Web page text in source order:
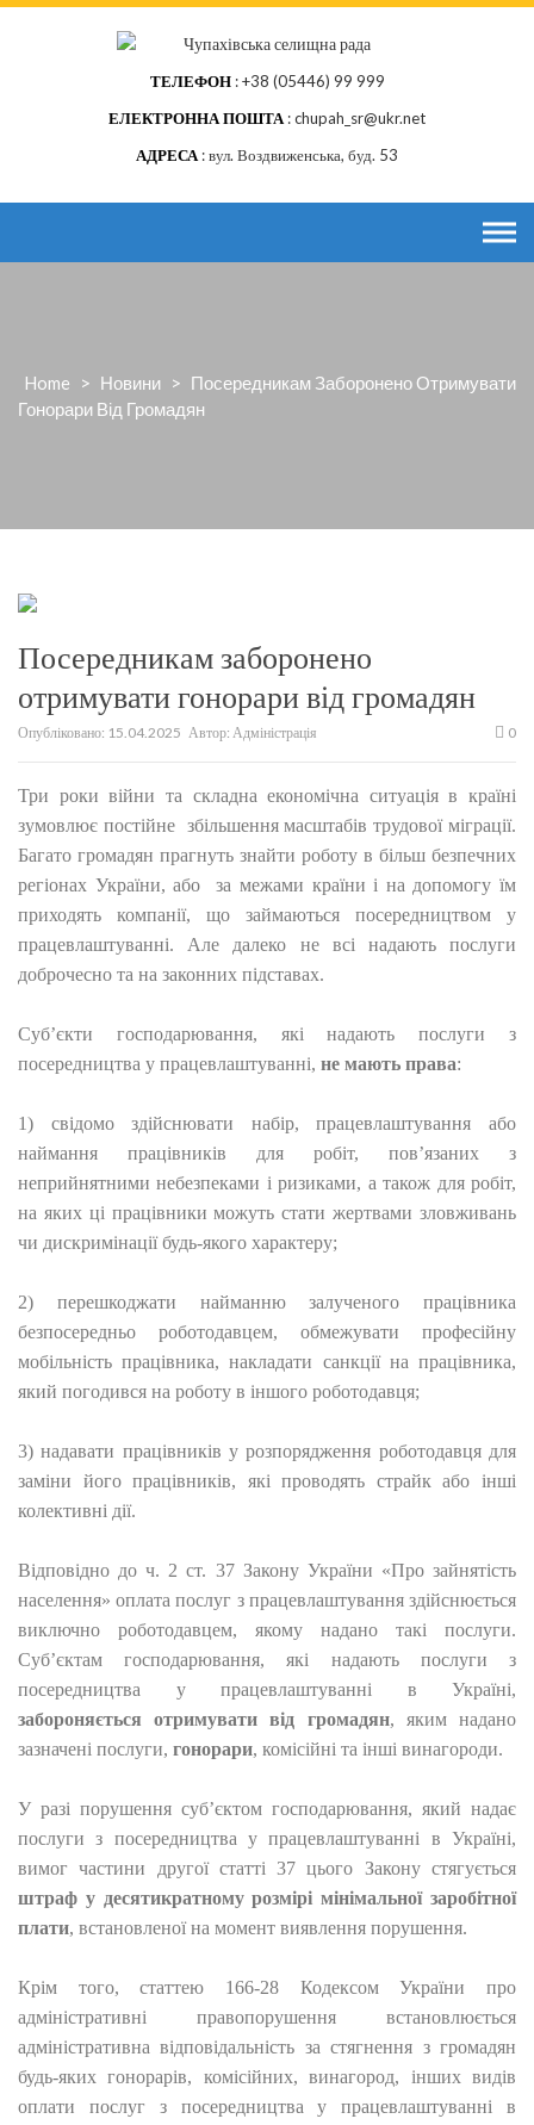
Skip
ТЕЛЕФОН +38 (05446) 99 999
ЕЛЕКТРОННА ПОШТА chupah_sr@ukr.net
АДРЕСА вул. Воздвиженська, буд. 53
Home > Новини > Посередникам Заборонено Отримувати
Гонорари Від Громадян
Посередникам заборонено
отримувати гонорари від громадян
Опубліковано: 15.04.2025 Автор: Адміністрація 0
Три роки війни та складна економічна ситуація в країні
зумовлює постійне збільшення масштабів трудової міграції.
Багато громадян прагнуть знайти роботу в більш безпечних
регіонах України, або за межами країни і на допомогу їм
приходять компанії, що займаються посередництвом у
працевлаштуванні. Але далеко не всі надають послуги
доброчесно та на законних підставах.
Суб’єкти господарювання, які надають послуги з
посередництва у працевлаштуванні, не мають права:
1) свідомо здійснювати набір, працевлаштування або
наймання працівників для робіт, пов’язаних з
неприйнятними небезпеками і ризиками, а також для робіт,
на яких ці працівники можуть стати жертвами зловживань
чи дискримінації будь-якого характеру;
2) перешкоджати найманню залученого працівника
безпосередньо роботодавцем, обмежувати професійну
мобільність працівника, накладати санкції на працівника,
який погодився на роботу в іншого роботодавця;
3) надавати працівників у розпорядження роботодавця для
заміни його працівників, які проводять страйк або інші
колективні дії.
Відповідно до ч. 2 ст. 37 Закону України «Про зайнятість
населення» оплата послуг з працевлаштування здійснюється
виключно роботодавцем, якому надано такі послуги.
Суб’єктам господарювання, які надають послуги з
посередництва у працевлаштуванні в Україні,
забороняється отримувати від громадян, яким надано
зазначені послуги, гонорари, комісійні та інші винагороди.
У разі порушення суб’єктом господарювання, який надає
послуги з посередництва у працевлаштуванні в Україні,
вимог частини другої статті 37 цього Закону стягується
штраф у десятикратному розмірі мінімальної заробітної
плати, встановленої на момент виявлення порушення.
Крім того, статтею 166-28 Кодексом України про
адміністративні правопорушення встановлюється
адміністративна відповідальність за стягнення з громадян
будь-яких гонорарів, комісійних, винагород, інших видів
оплати послуг з посередництва у працевлаштуванні в